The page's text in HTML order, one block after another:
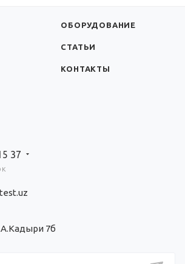
ОБОРУДОВАНИЕ
СТАТЬИ
КОНТАКТЫ
37
7б